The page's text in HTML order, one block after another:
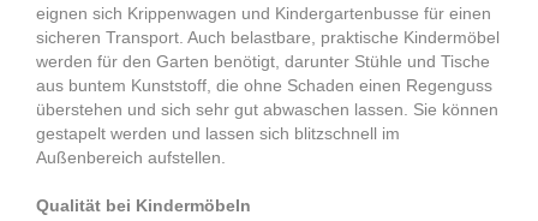
eignen sich Krippenwagen und Kindergartenbusse für einen
sicheren Transport. Auch belastbare, praktische Kindermöbel
werden für den Garten benötigt, darunter Stühle und Tische
aus buntem Kunststoff, die ohne Schaden einen Regenguss
überstehen und sich sehr gut abwaschen lassen. Sie können
gestapelt werden und lassen sich blitzschnell im
Außenbereich aufstellen.
Qualität bei Kindermöbeln